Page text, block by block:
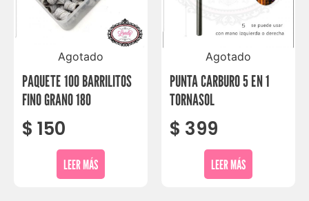
Agotado
PAQUETE 100 BARRILITOS
FINO GRANO 180
$ 150
LEER MÁS
Agotado
PUNTA CARBURO 5 EN 1
TORNASOL
$ 399
LEER MÁS